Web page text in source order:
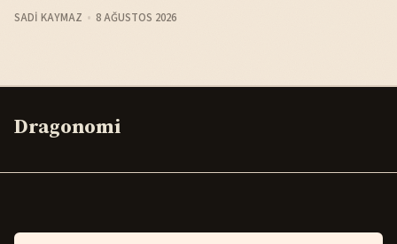
SADI KAYMAZ 8 AĞUSTOS 2026
Dragonomi